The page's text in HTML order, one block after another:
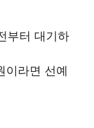
부터 대기하
이라면 선예